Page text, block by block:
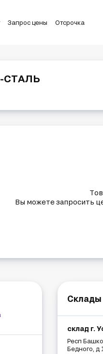
Запрос цены Отсрочка
СТАЛЬ
Промсорт-Калуга и Промсорт-
Вы можете запросить
Склады
склад г.
Респ
Бедного, д